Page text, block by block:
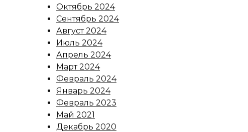
Октябрь 2024
Сентябрь 2024
Август 2024
Июль 2024
Апрель 2024
Март 2024
Февраль 2024
Январь 2024
Февраль 2023
Май 2021
Декабрь 2020